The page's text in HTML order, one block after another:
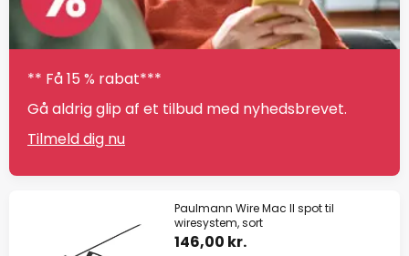
** Få 15 % rabat***
Gå aldrig glip af et tilbud med nyhedsbrevet.
Tilmeld dig nu
Paulmann Wire Mac II spot til
wiresystem, sort
146,00 kr.